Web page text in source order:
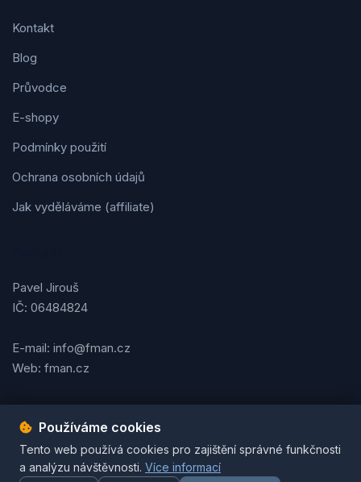
Kontakt
Blog
Průvodce
E-shopy
Podmínky použití
Ochrana osobních údajů
Jak vyděláváme (affiliate)
Pavel Jirouš
IČ: 06484824
E-mail: info@fman.cz
Web: fman.cz
Podmínky použitíOchrana osobních údajůCookies
© 2026 FMAN.cz. Všechna práva vyhrazena. | Vytvořil
Používáme cookies
Tento web používá cookies pro zajištění správné funkčnosti
a analýzu návštěvnosti. Více informací